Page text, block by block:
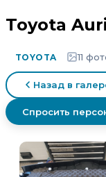
Toyota
TOYOTA 11
Назад в
Спросить